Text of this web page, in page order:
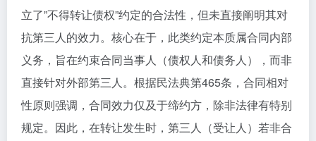
立了”不得转让债权”约定的合法性，但未直接阐明其对
抗第三人的效力。核心在于，此类约定本质属合同内部
义务，旨在约束合同当事人（债权人和债务人），而非
直接针对外部第三人。根据民法典第465条，合同相对
性原则强调，合同效力仅及于缔约方，除非法律有特别
规定。因此，在转让发生时，第三人（受让人）若非合